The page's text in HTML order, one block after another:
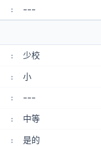
: ---
: 少校
: 小
: ---
: 中等
: 是的